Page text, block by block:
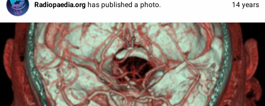
Radiopaedia.org has published a photo. 14 years